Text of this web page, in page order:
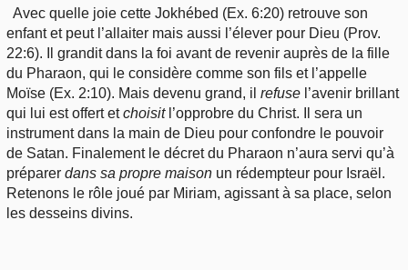
Avec quelle joie cette Jokhébed (Ex. 6:20) retrouve son
enfant et peut l’allaiter mais aussi l’élever pour Dieu (Prov.
22:6). Il grandit dans la foi avant de revenir auprès de la fille
du Pharaon, qui le considère comme son fils et l’appelle
Moïse (Ex. 2:10). Mais devenu grand, il refuse l’avenir brillant
qui lui est offert etchoisitl’opprobre du Christ. Il sera un
instrument dans la main de Dieu pour confondre le pouvoir
de Satan. Finalement le décret du Pharaon n’aura servi qu’à
préparer dans sa propre maison un rédempteur pour Israël.
Retenons le rôle joué par Miriam, agissant à sa place, selon
les desseins divins.